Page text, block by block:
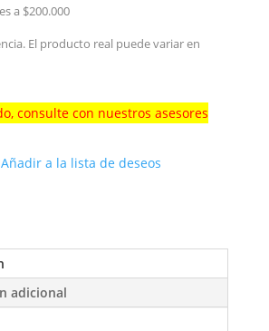
a $200.000
El producto real puede variar en
consulte con nuestros asesores
Añadir a la lista de deseos
adicional